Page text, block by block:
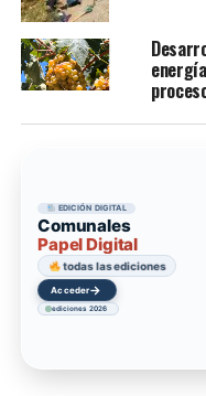
EDICIÓN DIGITAL
Comunales
Papel Digital
todas las ediciones
Acceder→
ediciones 2026